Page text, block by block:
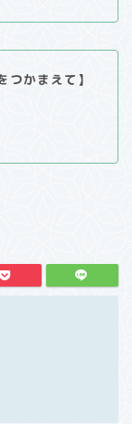
つかまえて】